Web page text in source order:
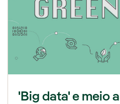
'Big data' e meio